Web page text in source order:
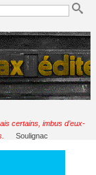
certains, imbus d’eux-
Soulignac